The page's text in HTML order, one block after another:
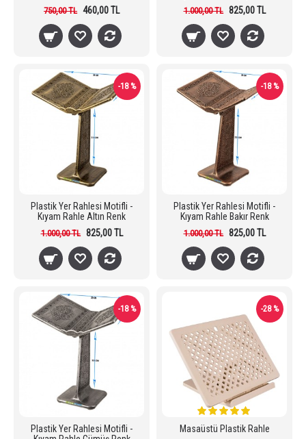
750,00 TL 460,00 TL 1.000,00 TL 825,00 TL
-18 %
Plastik Yer Rahlesi Motifli -
Kıyam Rahle Altın Renk
1.000,00 TL 825,00 TL
-18 %
Plastik Yer Rahlesi Motifli -
Kıyam Rahle Bakır Renk
1.000,00 TL 825,00 TL
-18 %
Plastik Yer Rahlesi Motifli -
-28 %
Masaüstü Plastik Rahle